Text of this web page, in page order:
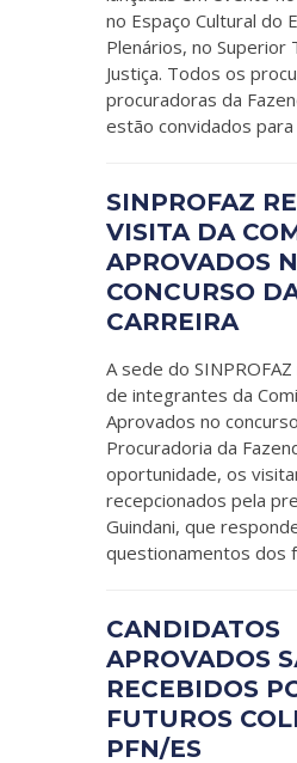
no Espaço Cultural do
Plenários, no Superior
Justiça. Todos os
procuradoras da
estão convidados
SINPROFAZ
VISITA DA
APROVADOS
CONCURSO
CARREIRA
A sede do
de integrantes da
Aprovados no
Procuradoria da
oportunidade, os
recepcionados pela
Guindani, que
questionamentos dos
CANDIDATOS
APROVADOS
RECEBIDOS
FUTUROS
PFN/ES